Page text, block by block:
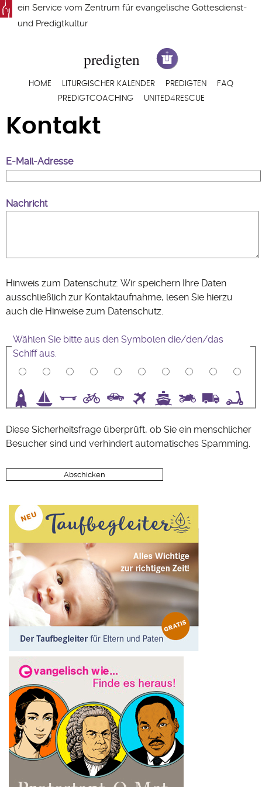
Direkt
zum
ein Service vom Zentrum für evangelische Gottesdienst-
und Predigtkultur
Hauptnavigation
HOME LITURGISCHER KALENDER PREDIGTEN
FAQ
PREDIGTCOACHING
UNITED4RESCUE
Kontakt
E-Mail-Adresse
Nachricht
Hinweis zum Datenschutz: Wir speichern Ihre Daten
ausschließlich zur Kontaktaufnahme, lesen Sie hierzu
auch die Hinweise zum Datenschutz.
Wählen Sie bitte aus den Symbolen die/den/das
Schiff aus.
Diese Sicherheitsfrage überprüft, ob Sie ein menschlicher
Besucher sind und verhindert automatisches Spamming.